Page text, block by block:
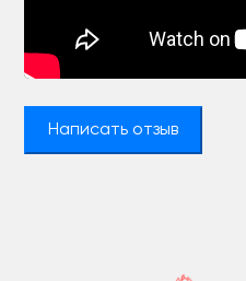
Написать отзыв